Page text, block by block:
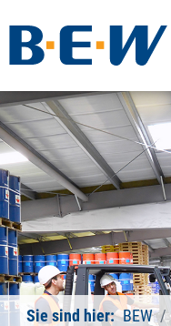
Sie sind hier: BEW